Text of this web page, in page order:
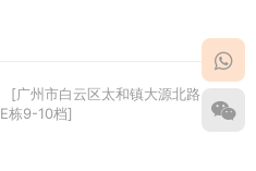
[广州市白云区太和镇大源北路
栋9-10档]